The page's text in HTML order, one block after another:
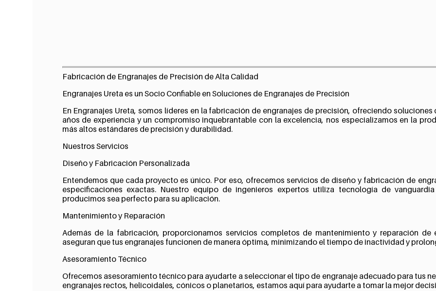
Fabricación de Engranajes de Precisión de Alta Calidad
Engranajes Ureta es un Socio Confiable en Soluciones de Engranajes de Precisión
En Engranajes Ureta, somos líderes en la fabricación de engranajes de precisión, ofreciendo
años de experiencia y un compromiso inquebrantable con la excelencia, nos especializamos en la
más altos estándares de precisión y durabilidad.
Nuestros Servicios
Diseño y Fabricación Personalizada
Entendemos que cada proyecto es único. Por eso, ofrecemos servicios de diseño y fabricación de
especificaciones exactas. Nuestro equipo de ingenieros expertos utiliza tecnología de
producimos sea perfecto para su aplicación.
Mantenimiento y Reparación
Además de la fabricación, proporcionamos servicios completos de mantenimiento y reparación de
aseguran que tus engranajes funcionen de manera óptima, minimizando el tiempo de inactividad y
Asesoramiento Técnico
Ofrecemos asesoramiento técnico para ayudarte a seleccionar el tipo de engranaje adecuado para tus
engranajes rectos, helicoidales, cónicos o planetarios, estamos aquí para ayudarte a tomar la mejor